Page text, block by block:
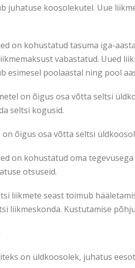
juhatuse koosolekutel. Uue
on kohustatud tasuma iga-
vabastatud. Uued
esimesel poolaastal ning pool
on õigus osa võtta seltsi
seltsi kogusid.
on õigus osa võtta seltsi
on kohustatud oma
otsuseid.
liikmete seast toimub
liikmeskonda. Kustutamise
on üldkoosolek, juhatus